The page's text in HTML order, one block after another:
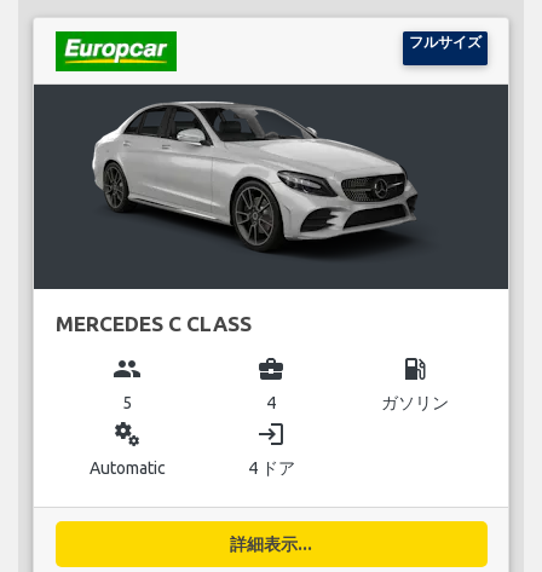
フルサイズ
MERCEDES C CLASS
group
5
business_center
4
local_gas_station
ガソリン
miscellaneous_services
Automatic
login
4 ドア
詳細表示...